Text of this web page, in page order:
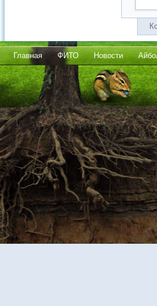
Главная ФИТО Новости